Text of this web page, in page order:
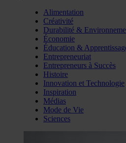
Alimentation
Créativité
Durabilité &
Économie
Éducation &
Entrepreneuriat
Entrepreneurs à Succès
Histoire
Innovation et Technologie
Inspiration
Médias
Mode de Vie
Sciences